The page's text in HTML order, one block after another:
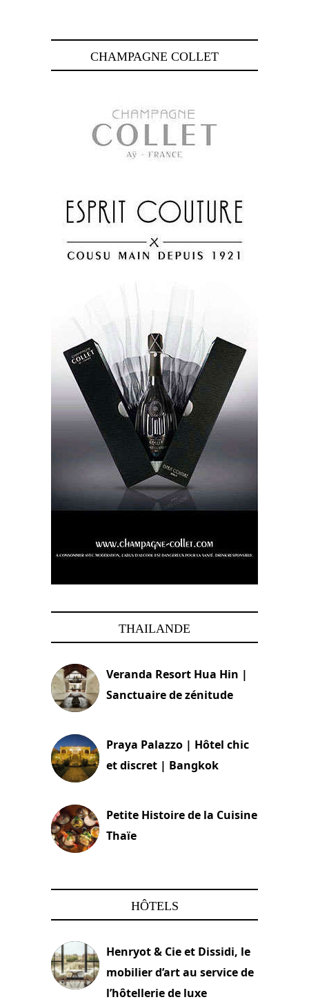
CHAMPAGNE COLLET
THAILANDE
Veranda Resort Hua Hin |
Sanctuaire de zénitude
Praya Palazzo | Hôtel chic
et discret | Bangkok
Petite Histoire de la Cuisine
Thaïe
HÔTELS
Henryot & Cie et Dissidi, le
mobilier d’art au service de
l’hôtellerie de luxe